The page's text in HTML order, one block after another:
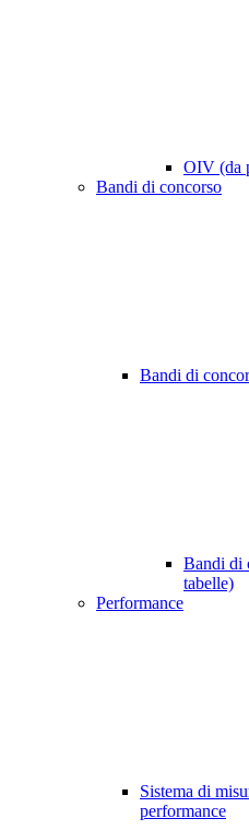
OIV (da
Bandi di concorso
Bandi di
Bandi di
tabelle)
Performance
Sistema di
performance